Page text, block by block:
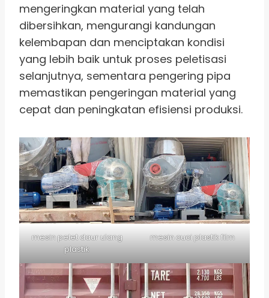
mengeringkan material yang telah
dibersihkan, mengurangi kandungan
kelembapan dan menciptakan kondisi
yang lebih baik untuk proses peletisasi
selanjutnya, sementara pengering pipa
memastikan pengeringan material yang
cepat dan peningkatan efisiensi produksi.
mesin pelet daur ulang
plastik
mesin cuci plastik film